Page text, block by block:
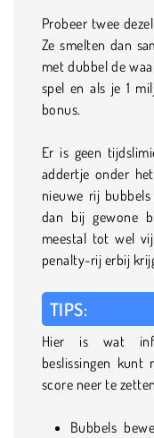
Probeer twee
Ze smelten dan
met dubbel de
spel en als je 1
bonus.
Er is geen
addertje onder
nieuwe rij
dan bij gewone
meestal tot wel
penalty-rij erbij
TIPS:
Hier is wat
beslissingen kunt
score neer te
Bubbels